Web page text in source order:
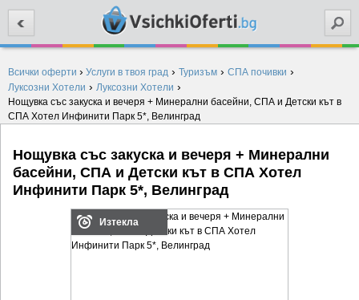
Всички оферти › Услуги в твоя град › Туризъм › СПА почивки ›
Луксозни Хотели › Луксозни Хотели ›
Нощувка със закуска и вечеря + Минерални басейни, СПА и Детски кът в
СПА Хотел Инфинити Парк 5*, Велинград
Нощувка със закуска и вечеря + Минерални
басейни, СПА и Детски кът в СПА Хотел
Инфинити Парк 5*, Велинград
Изтекла